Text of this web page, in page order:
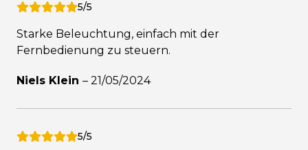
5/5
Starke Beleuchtung, einfach mit der
Fernbedienung zu steuern.
Niels Klein – 21/05/2024
5/5